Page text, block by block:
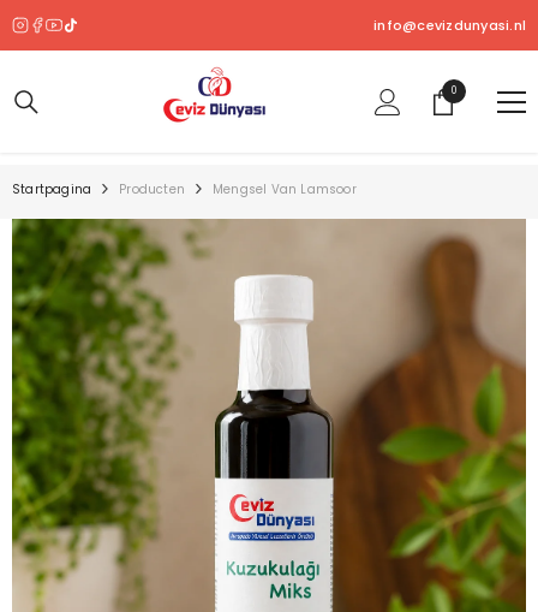
info@cevizdunyasi.nl
00
product
Startpagina Producten Mengsel Van Lamsoor